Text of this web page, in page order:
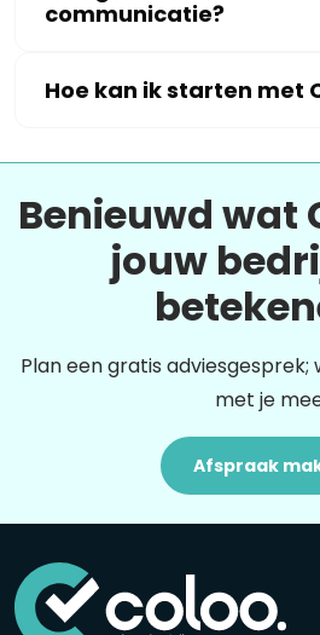
communicatie?
Hoe kan ik starten met
Benieuwd wat
jouw
Plan een gratis adviesgesprek;
met je
Afspraak